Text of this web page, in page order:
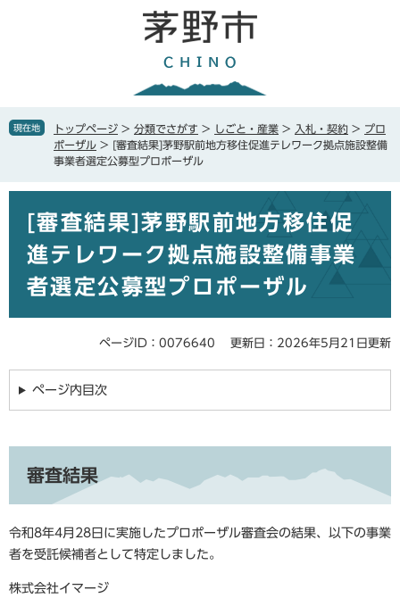
で
ば現在地 トップページ > 分類でさがす > しごと・産業 > 入札・契約 > プロ
ポーザル > [審査結果]茅野駅前地方移住促進テレワーク拠点施設整備
事業者選定公募型プロポーザル
[審査結果]茅野駅前地方移住促
進テレワーク拠点施設整備事業
者選定公募型プロポーザル
ページID：0076640 更新日：2026年5月21日更新
ページ内目次
審査結果
令和8年4月28日に実施したプロポーザル審査会の結果、以下の事業
者を受託候補者として特定しました。
株式会社イマージ